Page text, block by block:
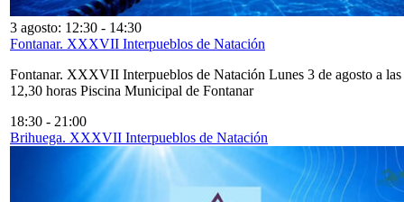
3 agosto: 12:30 - 14:30
Fontanar. XXXVII Interpueblos de Natación
Fontanar. XXXVII Interpueblos de Natación Lunes 3 de agosto a las
12,30 horas Piscina Municipal de Fontanar
18:30 - 21:00
Brihuega. XXXVII Interpueblos de Natación